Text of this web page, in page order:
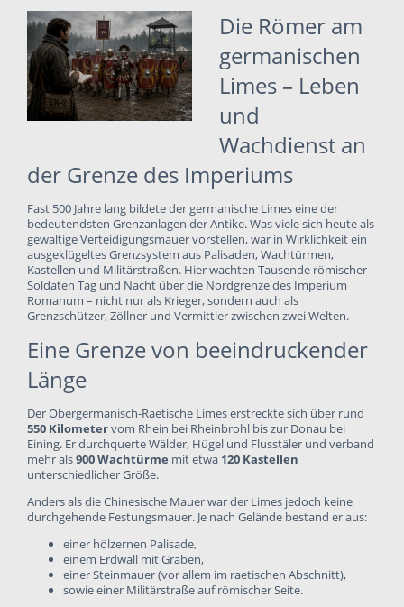
Die Römer am
germanischen
Limes – Leben
und
Wachdienst an
der Grenze des Imperiums
Fast 500 Jahre lang bildete der germanische Limes eine der
bedeutendsten Grenzanlagen der Antike. Was viele sich heute als
gewaltige Verteidigungsmauer vorstellen, war in Wirklichkeit ein
ausgeklügeltes Grenzsystem aus Palisaden, Wachtürmen,
Kastellen und Militärstraßen. Hier wachten Tausende römischer
Soldaten Tag und Nacht über die Nordgrenze des Imperium
Romanum – nicht nur als Krieger, sondern auch als
Grenzschützer, Zöllner und Vermittler zwischen zwei Welten.
Eine Grenze von beeindruckender
Länge
Der Obergermanisch-Raetische Limes erstreckte sich über rund
550 Kilometervom Rhein bei Rheinbrohl bis zur Donau bei
Eining. Er durchquerte Wälder, Hügel und Flusstäler und verband
mehr als900 Wachtürme mit etwa 120 Kastellen
unterschiedlicher Größe.
Anders als die Chinesische Mauer war der Limes jedoch keine
durchgehende Festungsmauer. Je nach Gelände bestand er aus:
einer hölzernen Palisade,
einem Erdwall mit Graben,
einer Steinmauer (vor allem im raetischen Abschnitt),
sowie einer Militärstraße auf römischer Seite.